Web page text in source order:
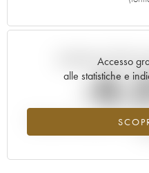
Accesso
alle statistiche e
Andamento della
-
Tendenza al ribasso per il